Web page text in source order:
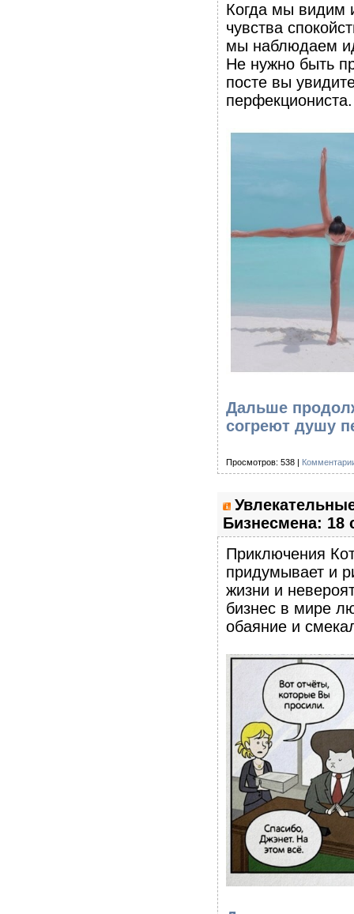
Когда мы видим
чувства
мы наблюдаем
Не нужно быть
посте вы
перфекциониста.
Дальше
согреют душу
Просмотров: 538 |
Бизнесмена:
Приключения
придумывает и
жизни и
бизнес в мире
обаяние и